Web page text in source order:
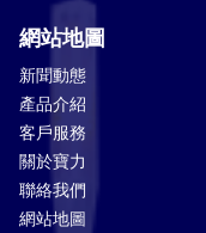
網站地圖
新聞動態
產品介紹
客戶服務
關於寶力
聯絡我們
網站地圖